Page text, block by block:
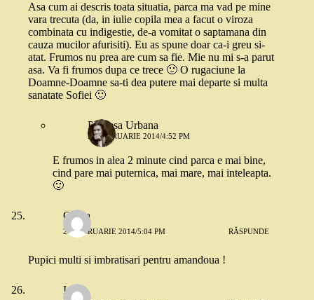
Asa cum ai descris toata situatia, parca ma vad pe mine
vara trecuta (da, in iulie copila mea a facut o viroza
combinata cu indigestie, de-a vomitat o saptamana din
cauza mucilor afurisiti). Eu as spune doar ca-i greu si-
atat. Frumos nu prea are cum sa fie. Mie nu mi s-a parut
asa. Va fi frumos dupa ce trece 🙂 O rugaciune la
Doamne-Doamne sa-ti dea putere mai departe si multa
sanatate Sofiei 🙂
Printesa Urbana
26 FEBRUARIE 2014/4:52 PM
E frumos in alea 2 minute cind parca e mai bine,
cind pare mai puternica, mai mare, mai inteleapta.
🙂
Olivia
26 FEBRUARIE 2014/5:04 PM RĂSPUNDE
Pupici multi si imbratisari pentru amandoua !
Ioana